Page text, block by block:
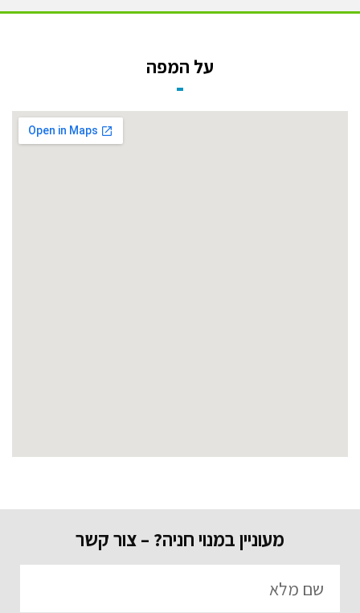
על המפה
מעוניין במנוי חניה? – צור קשר